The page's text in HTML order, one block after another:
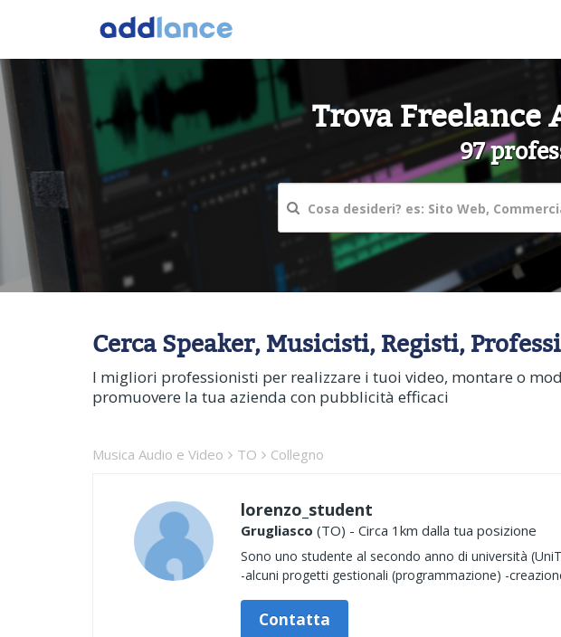
Trova Freelance
97
Cerca Speaker, Musicisti, Registi,
I migliori professionisti per realizzare i tuoi video, montare o
promuovere la tua azienda con pubblicità efficaci
Musica Audio e Video TO Collegno
lorenzo_student
Grugliasco (TO) - Circa 1km dalla tua posizione
Sono uno studente al secondo anno di università
-alcuni progetti gestionali (programmazione) -
Contatta